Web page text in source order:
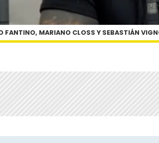
FANTINO, MARIANO CLOSS Y SEBASTIÁN